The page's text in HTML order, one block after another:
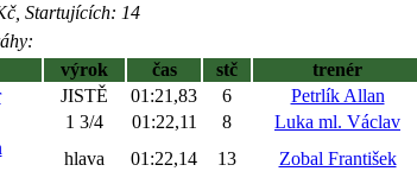
Startujících: 14
výrok čas stč trenér
JISTĚ 01:21,83 6 Petrlík Allan
1 3/4 01:22,11 8 Luka ml. Václav
hlava 01:22,14 13 Zobal František